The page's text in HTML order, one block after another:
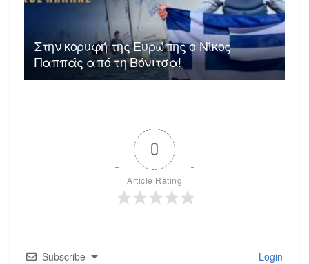
Στην κορυφή της Ευρώπης ο Νίκος
Παππάς από τη Βόνιτσα!
0
Article Rating
Subscribe Login